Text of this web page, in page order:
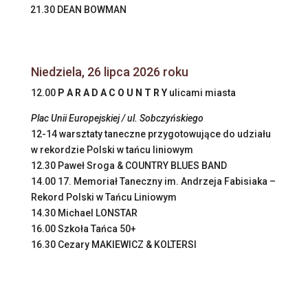
21.30 DEAN BOWMAN
Niedziela, 26 lipca 2026 roku
12.00 P A R A D A C O U N T R Yulicami miasta
Plac Unii Europejskiej / ul. Sobczyńskiego
12-14 warsztaty taneczne przygotowujące do udziału
w rekordzie Polski w tańcu liniowym
12.30 Paweł Sroga & COUNTRY BLUES BAND
14.00 17. Memoriał Taneczny im. Andrzeja Fabisiaka –
Rekord Polski w Tańcu Liniowym
14.30 Michael LONSTAR
16.00 Szkoła Tańca 50+
16.30 Cezary MAKIEWICZ & KOLTERSI